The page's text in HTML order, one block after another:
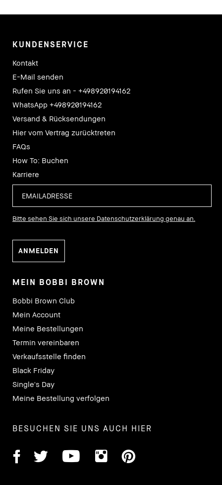
KUNDENSERVICE
Kontakt
E-Mail senden
Rufen Sie uns an - +498920194162
WhatsApp +498920194162
Versand & Rücksendungen
Hier vom Vertrag zurücktreten
FAQs
How To: Buchen
Karriere
Bitte sehen Sie sich unsere Datenschutzerklärung genau an.
MEIN BOBBI BROWN
Bobbi Brown Club
Mein Account
Meine Bestellungen
Termin vereinbaren
Verkaufsstelle finden
Black Friday
Single's Day
Meine Bestellung verfolgen
BESUCHEN SIE UNS AUCH HIER